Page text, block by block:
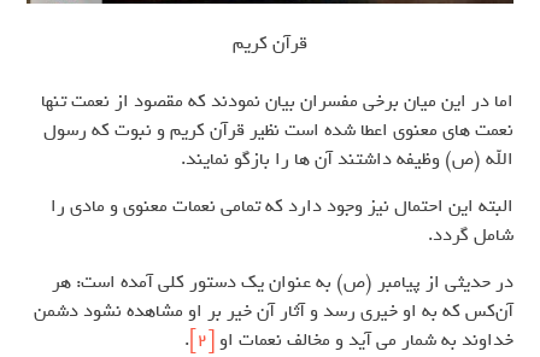
قرآن کریم
اما در این میان برخی مفسران بیان نمودند که مقصود از نعمت تنها
نعمت های معنوی اعطا شده است نظیر قرآن کریم و نبوت که رسول
الله (ص) وظیفه داشتند آن ها را بازگو نمایند.
البته این احتمال نیز وجود دارد که تمامی نعمات معنوی و مادی را
شامل گردد.
در حدیثی از پیامبر (ص) به عنوان یک دستور کلی آمده است: هر
آن‌کس که به او خیری رسد و آثار آن خیر بر او مشاهده نشود دشمن
خداوند به شمار می آید و مخالف نعمات او [2]
.